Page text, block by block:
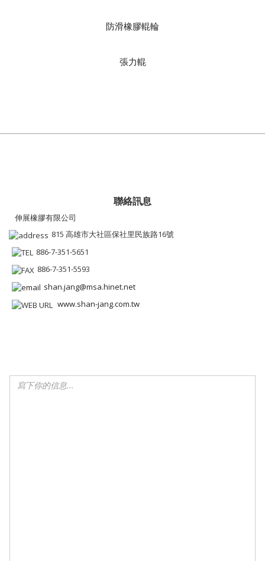
防滑橡膠輥輪
張力輥
聯絡訊息
伸展橡膠有限公司
815 高雄市大社區保社里民族路16號
886-7-351-5651
886-7-351-5593
shan.jang@msa.hinet.net
www.shan-jang.com.tw